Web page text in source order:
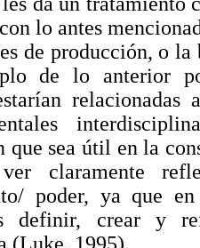
lo antes
de producción, o
de lo anterior
sea útil en la
claramente
poder, ya que
definir, crear y
(Luke, 1995).